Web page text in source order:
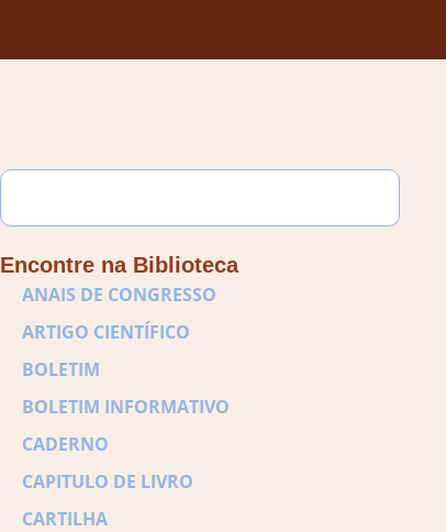
Encontre na Biblioteca
ANAIS DE CONGRESSO
ARTIGO CIENTÍFICO
BOLETIM
BOLETIM INFORMATIVO
CADERNO
CAPITULO DE LIVRO
CARTILHA